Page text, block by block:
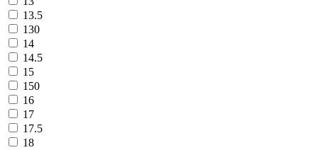
13.5
130
14
14.5
15
150
16
17
17.5
18